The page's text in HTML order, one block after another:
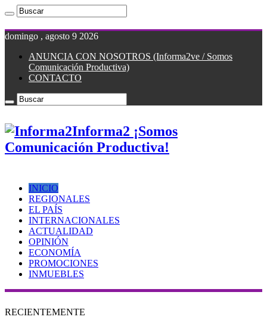
domingo , agosto 9 2026
ANUNCIA CON NOSOTROS (Informa2ve / Somos
Comunicación Productiva)
CONTACTO
Informa2 ¡Somos
Comunicación Productiva!
INICIO
REGIONALES
EL PAÍS
INTERNACIONALES
ACTUALIDAD
OPINIÓN
ECONOMÍA
PROMOCIONES
INMUEBLES
RECIENTEMENTE